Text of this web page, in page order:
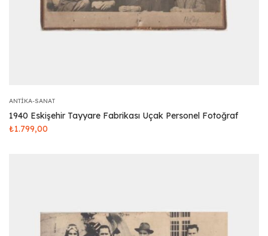
ANTIKA-SANAT
1940 Eskişehir Tayyare Fabrikası Uçak Personel Fotoğraf
₺1.799,00